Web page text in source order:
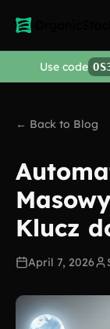
Use code
← Back to Blog
Klucz
April 7, 2026